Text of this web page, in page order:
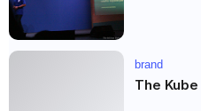
brand
The